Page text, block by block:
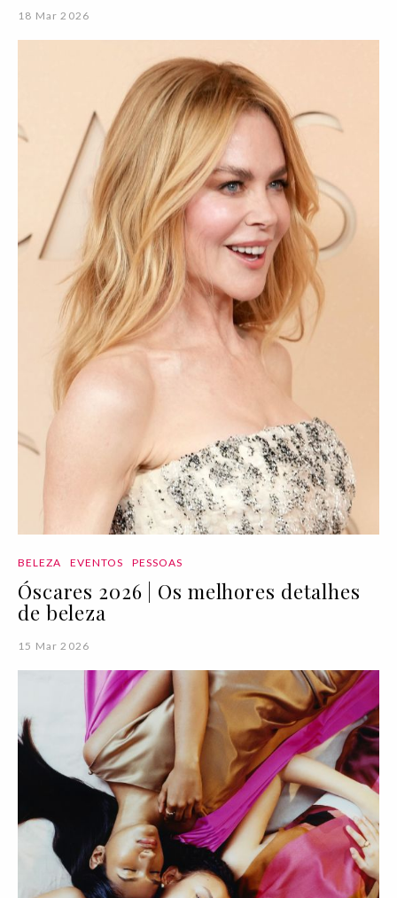
18 Mar 2026
BELEZA EVENTOS PESSOAS
Óscares 2026 | Os melhores detalhes
de beleza
15 Mar 2026